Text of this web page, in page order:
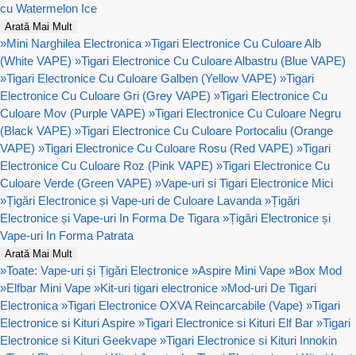
cu Watermelon Ice
Arată Mai Mult
»Mini Narghilea Electronica »Tigari Electronice Cu Culoare Alb
(White VAPE) »Tigari Electronice Cu Culoare Albastru (Blue VAPE)
»Tigari Electronice Cu Culoare Galben (Yellow VAPE) »Tigari
Electronice Cu Culoare Gri (Grey VAPE) »Tigari Electronice Cu
Culoare Mov (Purple VAPE) »Tigari Electronice Cu Culoare Negru
(Black VAPE) »Tigari Electronice Cu Culoare Portocaliu (Orange
VAPE) »Tigari Electronice Cu Culoare Rosu (Red VAPE) »Tigari
Electronice Cu Culoare Roz (Pink VAPE) »Tigari Electronice Cu
Culoare Verde (Green VAPE) »Vape-uri si Tigari Electronice Mici
»Țigări Electronice și Vape-uri de Culoare Lavanda »Țigări
Electronice și Vape-uri In Forma De Tigara »Țigări Electronice și
Vape-uri In Forma Patrata
Arată Mai Mult
»Toate: Vape-uri și Țigări Electronice »Aspire Mini Vape »Box Mod
»Elfbar Mini Vape »Kit-uri tigari electronice »Mod-uri De Tigari
Electronica »Tigari Electronice OXVA Reincarcabile (Vape) »Tigari
Electronice si Kituri Aspire »Tigari Electronice si Kituri Elf Bar »Tigari
Electronice si Kituri Geekvape »Tigari Electronice si Kituri Innokin